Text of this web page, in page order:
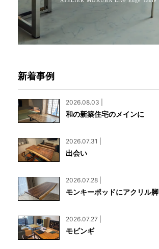
新着事例
2026.08.03 |
和の新築住宅のメインに
2026.07.31 |
出会い
2026.07.28 |
モンキーポッドにアクリル脚
2026.07.27 |
モビンギ